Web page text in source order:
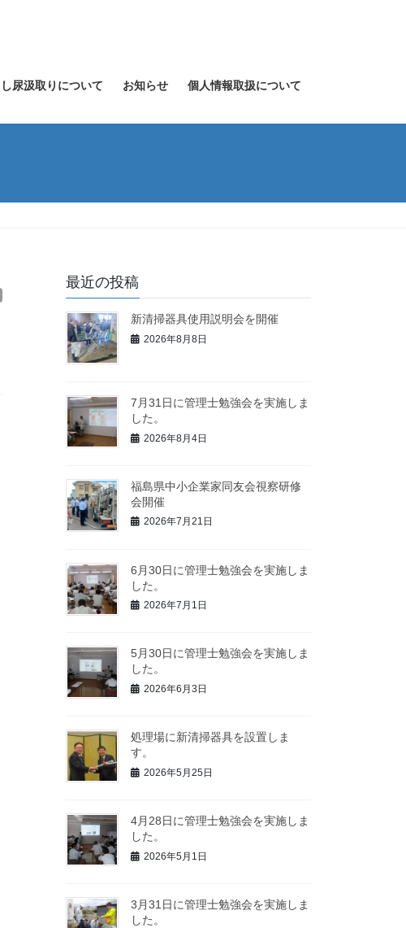
し尿汲取りについて お知らせ 個人情報取扱について
最近の投稿
新清掃器具使用説明会を開催
2026年8月8日
7月31日に管理士勉強会を実施しま
した。
2026年8月4日
福島県中小企業家同友会視察研修
会開催
2026年7月21日
6月30日に管理士勉強会を実施しま
した。
2026年7月1日
5月30日に管理士勉強会を実施しま
した。
2026年6月3日
処理場に新清掃器具を設置しま
す。
2026年5月25日
4月28日に管理士勉強会を実施しま
した。
2026年5月1日
3月31日に管理士勉強会を実施しま
した。